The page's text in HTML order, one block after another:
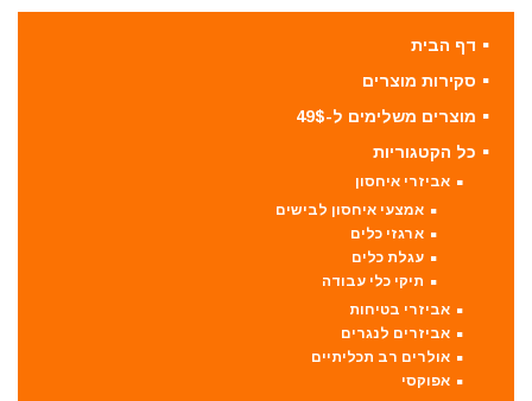
דף הבית
סקירות מוצרים
מוצרים משלימים ל-49$
כל הקטגוריות
אביזרי איחסון
אמצעי איחסון לבישים
ארגזי כלים
עגלת כלים
תיקי כלי עבודה
אביזרי בטיחות
אביזרים לנגרים
אולרים רב תכליתיים
אפוקסי